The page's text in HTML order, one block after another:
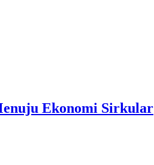
Ekonomi Sirkular